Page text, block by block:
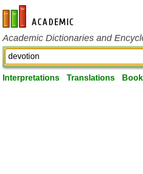
en-academic.com
Academic Dictionaries and
Interpretations Translations